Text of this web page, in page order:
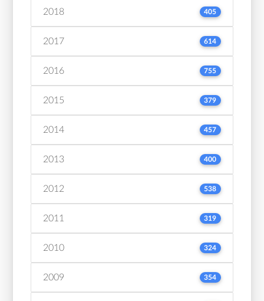
2018 405
2017 614
2016 755
2015 379
2014 457
2013 400
2012 538
2011 319
2010 324
2009 354